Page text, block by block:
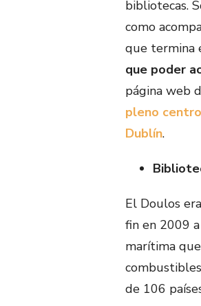
bibliotecas.
como
que termina
que poder
página web
pleno
Dublín.
El Doulos
fin en 2009
marítima
de 106